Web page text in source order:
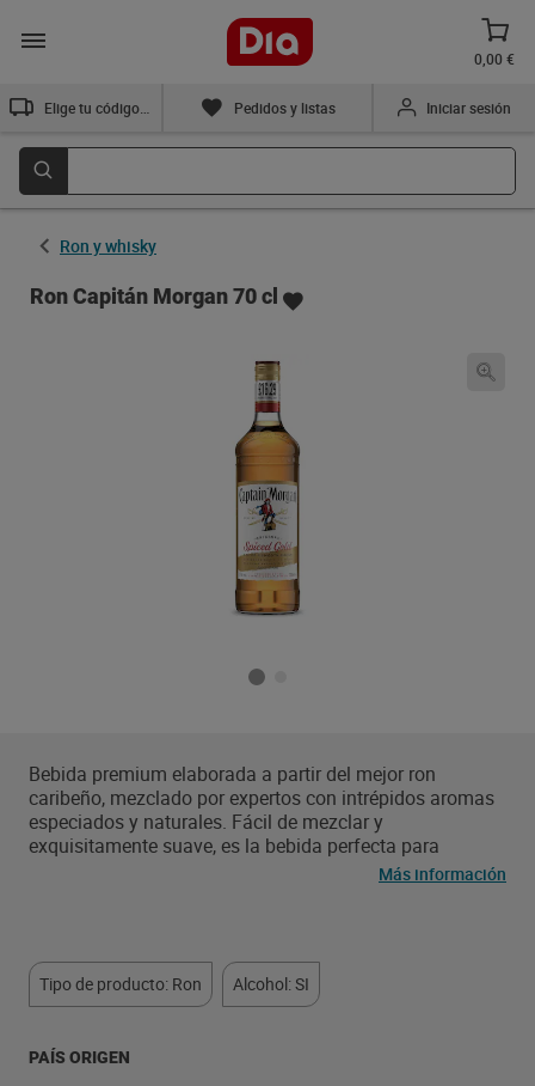
0,00 €
Pedidos y listas Iniciar sesión
Ron y whisky
Ron Capitán Morgan 70 cl
Bebida premium elaborada a partir del mejor ron
caribeño, mezclado por expertos con intrépidos aromas
especiados y naturales. Fácil de mezclar y
exquisitamente suave, es la bebida perfecta para
disfrutar de veladas legendarias con tus amigos.Más información
Tipo de producto: Ron Alcohol: SI
PAÍS ORIGEN